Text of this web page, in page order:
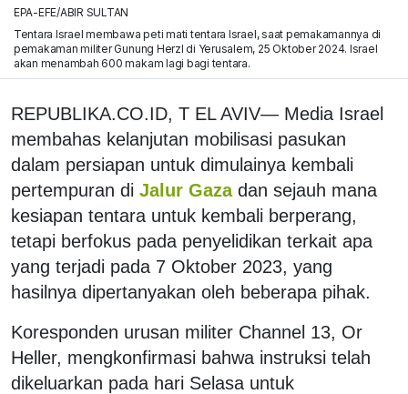
EPA-EFE/ABIR SULTAN
Tentara Israel membawa peti mati tentara Israel, saat pemakamannya di
pemakaman militer Gunung Herzl di Yerusalem, 25 Oktober 2024. Israel
akan menambah 600 makam lagi bagi tentara.
REPUBLIKA.CO.ID, T EL AVIV— Media Israel
membahas kelanjutan mobilisasi pasukan
dalam persiapan untuk dimulainya kembali
pertempuran di Jalur Gaza dan sejauh mana
kesiapan tentara untuk kembali berperang,
tetapi berfokus pada penyelidikan terkait apa
yang terjadi pada 7 Oktober 2023, yang
hasilnya dipertanyakan oleh beberapa pihak.
Koresponden urusan militer Channel 13, Or
Heller, mengkonfirmasi bahwa instruksi telah
dikeluarkan pada hari Selasa untuk